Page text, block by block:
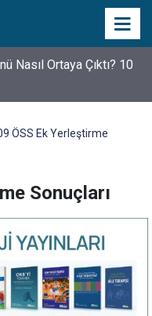
Nasıl Ortaya Çıktı? 10
ÖSS Ek Yerleştirme
Sonuçları